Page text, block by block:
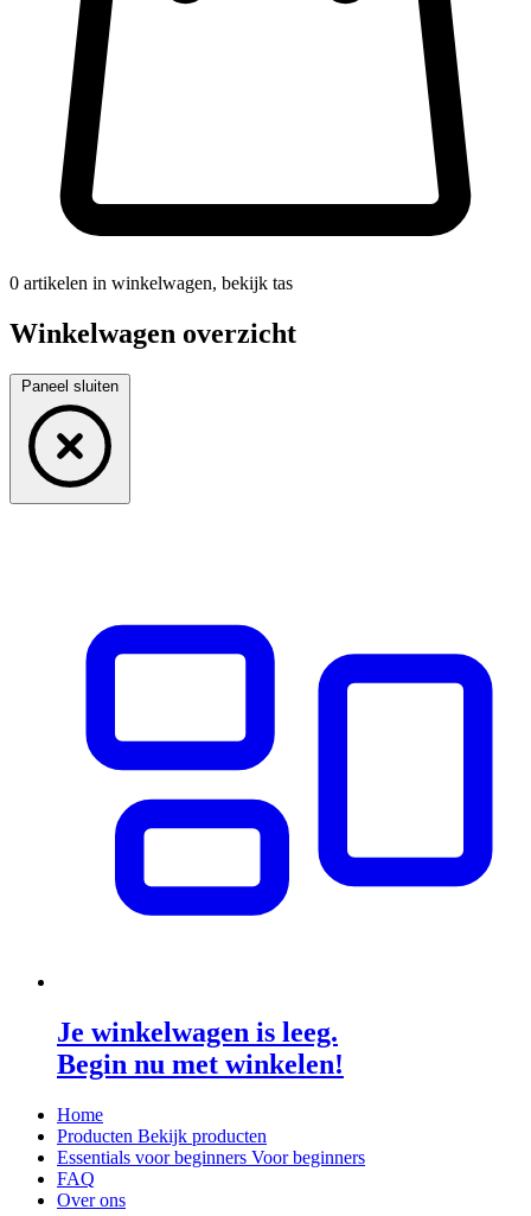
0 artikelen in winkelwagen, bekijk tas
Winkelwagen overzicht
Paneel sluiten
Je winkelwagen is leeg.
Begin nu met winkelen!
Home
Producten Bekijk producten
Essentials voor beginners Voor beginners
FAQ
Over ons